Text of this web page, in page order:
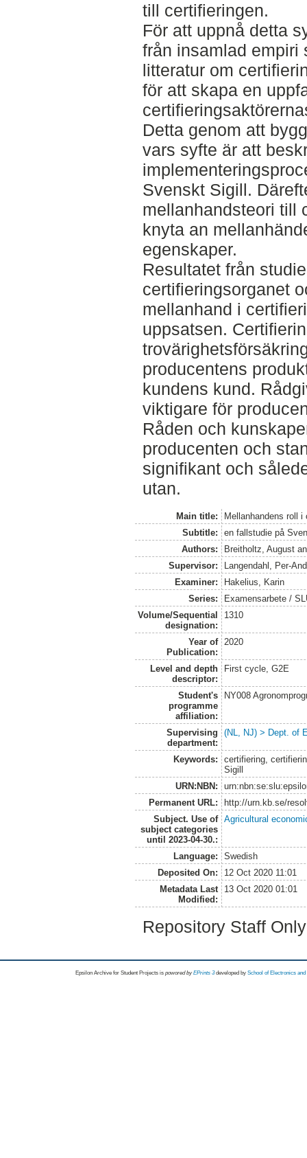
till certifieringen.
För att uppnå detta
från insamlad empiri
litteratur om
för att skapa en
Detta genom att
vars syfte är att
Svenskt Sigill.
mellanhandsteori till
knyta an
egenskaper.
Resultatet från
certifieringsorganet
mellanhand i
uppsatsen.
producentens
kundens kund.
viktigare för
Råden och
producenten och
signifikant och
utan.
Main title:
Mellanhandens roll i
Subtitle:
en fallstudie på
Authors:
Breitholtz, August
Supervisor:
Langendahl, Per-
Examiner:
Hakelius, Karin
Series:
Examensarbete /
Volume/Sequential
designation:
1310
Year of
Publication:
2020
Level and depth
descriptor:
First cycle, G2E
Student's
programme
affiliation:
NY008
Supervising
department:
(NL, NJ) > Dept. of
Keywords:
certifiering,
Sigill
URN:NBN:
Permanent URL:
http://urn.kb.se/
Subject. Use of
subject categories
until 2023-04-30.:
Agricultural
Language:
Swedish
Deposited On:
12 Oct 2020 11:01
Metadata Last
Modified:
13 Oct 2020 01:01
Repository Staff
Epsilon Archive for Student Projects is powored byEPrints 3 developed by School of Electronics